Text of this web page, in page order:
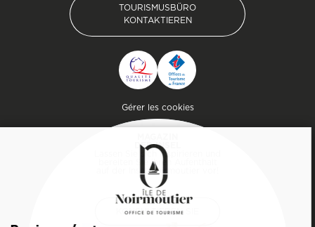
Gérer les cookies
DER INSEL
Lassen Sie sich inspirieren und
bereiten Sie Ihren Aufenthalt
auf der Insel Noirmoutier vor!
KONSULTIEREN SIE
TOURISMUSBÜRO
KONTAKTIEREN
TOURISMUSBÜRO
KONTAKTIEREN